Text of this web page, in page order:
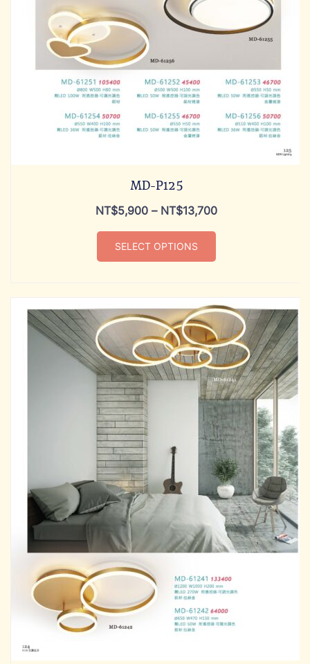
MD-P125
NT$5,900 – NT$13,700
SELECT OPTIONS